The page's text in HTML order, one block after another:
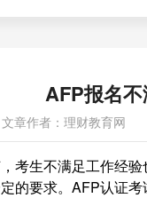
AFP报名
文章作者：理财教育网
考生不满足工作经
的要求。AFP认证